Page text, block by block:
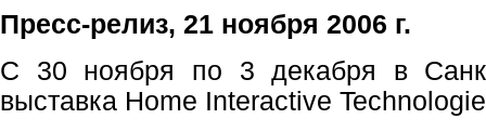
Пресс-релиз, 21 ноября 2006 г.
С 30 ноября по 3 декабря в
выставка Home Interactive